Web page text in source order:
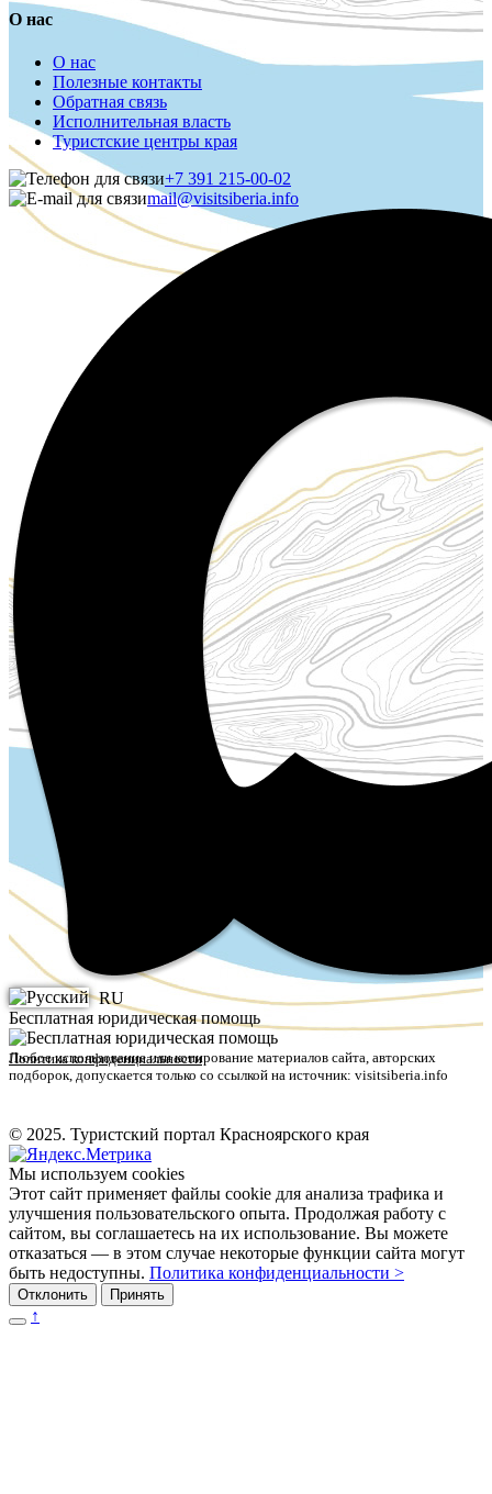
О нас
О нас
Полезные контакты
Обратная связь
Исполнительная власть
Туристские центры края
+7 391 215-00-02
mail@visitsiberia.info
RU
Бесплатная юридическая помощь
Политика конфиденциальности
Любое использование или копирование материалов сайта, авторских
подборок, допускается только со ссылкой на источник: visitsiberia.info
© 2025. Туристский портал Красноярского края
Мы используем cookies
Этот сайт применяет файлы cookie для анализа трафика и
улучшения пользовательского опыта. Продолжая работу с
сайтом, вы соглашаетесь на их использование. Вы можете
отказаться — в этом случае некоторые функции сайта могут
быть недоступны. Политика конфиденциальности >
Отклонить Принять
↑